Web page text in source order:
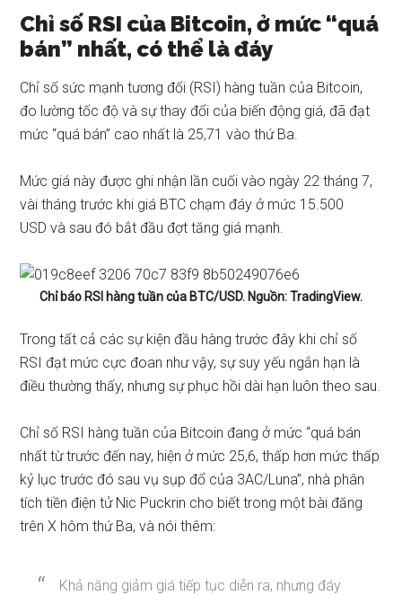
Chỉ số RSI của Bitcoin, ở mức “quá
bán” nhất, có thể là đáy
Chỉ số sức mạnh tương đối (RSI) hàng tuần của Bitcoin,
đo lường tốc độ và sự thay đổi của biến động giá, đã đạt
mức “quá bán” cao nhất là 25,71 vào thứ Ba.
Mức giá này được ghi nhận lần cuối vào ngày 22 tháng 7,
vài tháng trước khi giá BTC chạm đáy ở mức 15.500
USD và sau đó bắt đầu đợt tăng giá mạnh.
Chỉ báo RSI hàng tuần của BTC/USD. Nguồn: TradingView.
Trong tất cả các sự kiện đầu hàng trước đây khi chỉ số
RSI đạt mức cực đoan như vậy, sự suy yếu ngắn hạn là
điều thường thấy, nhưng sự phục hồi dài hạn luôn theo sau.
Chỉ số RSI hàng tuần của Bitcoin đang ở mức “quá bán
nhất từ ​​trước đến nay, hiện ở mức 25,6, thấp hơn mức thấp
kỷ lục trước đó sau vụ sụp đổ của 3AC/Luna”, nhà phân
tích tiền điện tử Nic Puckrin cho biết trong một bài đăng
trên X hôm thứ Ba, và nói thêm:
Khả năng giảm giá tiếp tục diễn ra, nhưng đáy